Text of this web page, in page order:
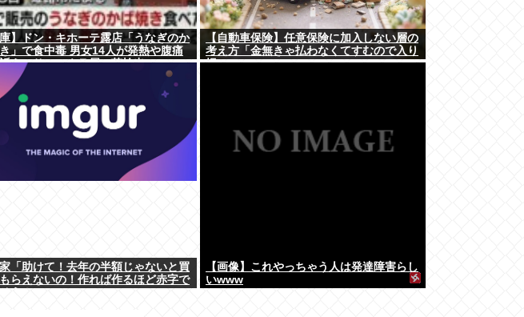
】ドン・キホーテ露店「うなぎのか
」で食中毒 男女14人が発熱や腹痛
え…サルモネラ属の菌検出
【自動車保険】任意保険に加入しない層の
考え方「金無きゃ払わなくてすむので入り
損」
「助けて！去年の半額じゃないと買
らえないの！作れば作るほど赤字で
【画像】これやっちゃう人は発達障害らし
いwww